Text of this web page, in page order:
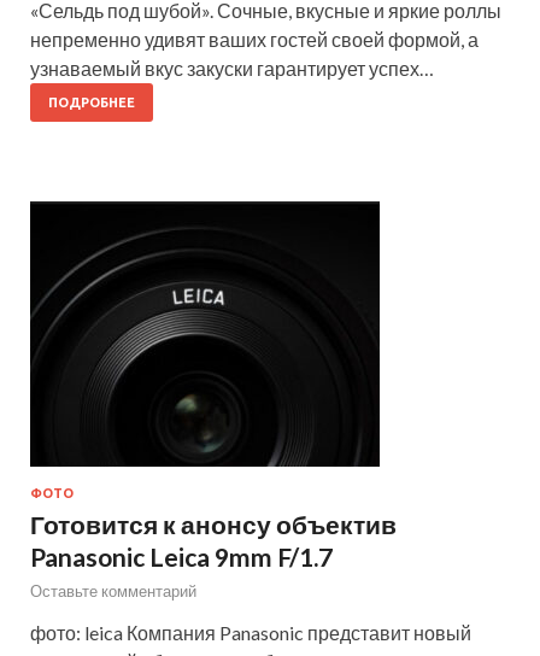
«Сельдь под шубой». Сочные, вкусные и яркие роллы
непременно удивят ваших гостей своей формой, а
узнаваемый вкус закуски гарантирует успех…
ПОДРОБНЕЕ
ФОТО
Готовится к анонсу объектив
Panasonic Leica 9mm F/1.7
Оставьте комментарий
фото: leica Компания Panasonic представит новый